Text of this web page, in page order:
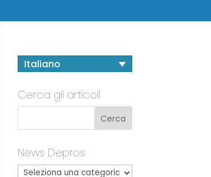
Italiano
Cerca gli articoli
News Depros